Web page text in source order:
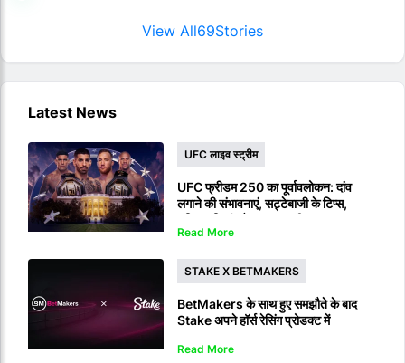
View All69Stories
Latest News
UFC लाइव स्ट्रीम
UFC फ्रीडम 250 का पूर्वावलोकन: दांव
लगाने की संभावनाएं, सट्टेबाजी के टिप्स,
Read More
STAKE X BETMAKERS
BetMakers के साथ हुए समझौते के बाद
Stake अपने हॉर्स रेसिंग प्रोडक्ट में
Read More